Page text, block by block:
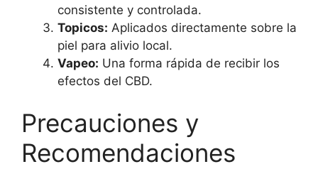
consistente y controlada.
Topicos: Aplicados directamente sobre la
piel para alivio local.
Vapeo: Una forma rápida de recibir los
efectos del CBD.
Precauciones y
Recomendaciones